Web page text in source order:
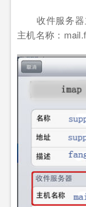
收件服务
主机名称：